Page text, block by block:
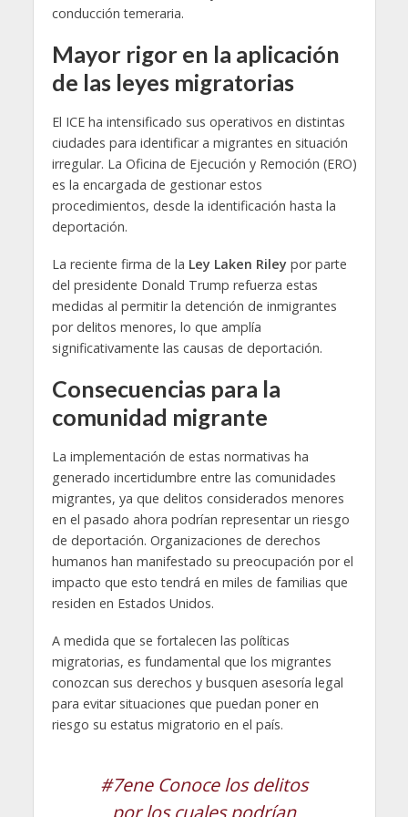
conducción temeraria.
Mayor rigor en la aplicación
de las leyes migratorias
El ICE ha intensificado sus operativos en distintas
ciudades para identificar a migrantes en situación
irregular. La Oficina de Ejecución y Remoción (ERO)
es la encargada de gestionar estos
procedimientos, desde la identificación hasta la
deportación.
La reciente firma de la Ley Laken Rileypor parte
del presidente Donald Trump refuerza estas
medidas al permitir la detención de inmigrantes
por delitos menores, lo que amplía
significativamente las causas de deportación.
Consecuencias para la
comunidad migrante
La implementación de estas normativas ha
generado incertidumbre entre las comunidades
migrantes, ya que delitos considerados menores
en el pasado ahora podrían representar un riesgo
de deportación. Organizaciones de derechos
humanos han manifestado su preocupación por el
impacto que esto tendrá en miles de familias que
residen en Estados Unidos.
A medida que se fortalecen las políticas
migratorias, es fundamental que los migrantes
conozcan sus derechos y busquen asesoría legal
para evitar situaciones que puedan poner en
riesgo su estatus migratorio en el país.
#7eneConoce los delitos
por los cuales podrían